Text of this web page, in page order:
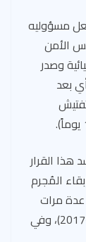
مسؤوليه
الأمن
وصدر
من أيلول/سبتمبر 2013(أي بعد
القرار
المُجرم
عدة مرات
بعد صدور القرار، لا سيما في خان شيخون(4-4-2017)، وفي